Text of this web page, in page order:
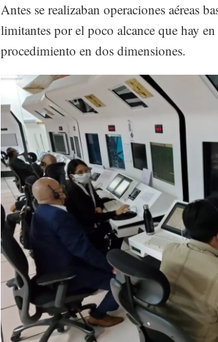
Antes se realizaban operaciones aéreas
limitantes por el poco alcance que hay
procedimiento en dos dimensiones.